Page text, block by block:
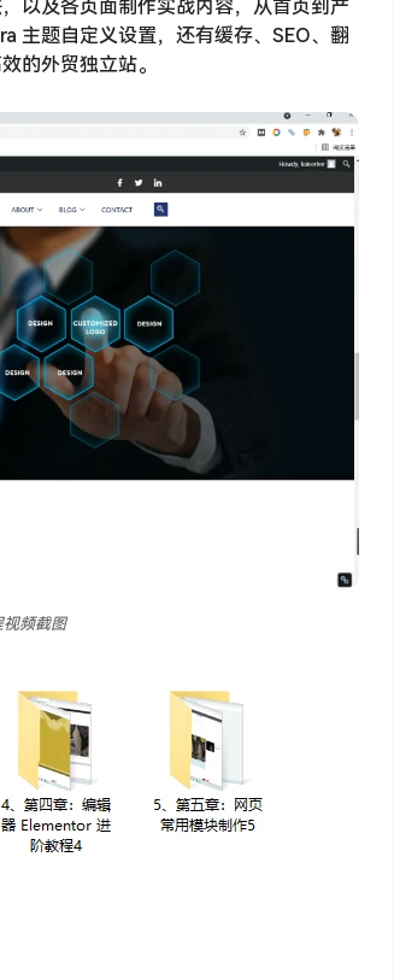
以及各页面制作实战内容，从首页到产
主题自定义设置，还有缓存、SEO、翻
的外贸独立站。
频截图